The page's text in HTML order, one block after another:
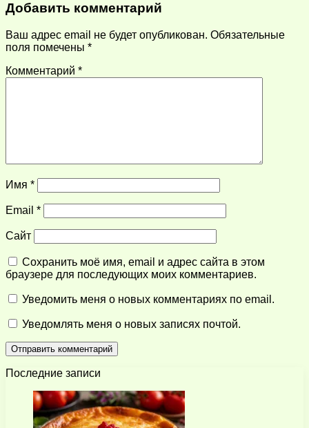
Добавить комментарий
Ваш адрес email не будет опубликован. Обязательные
поля помечены *
Комментарий *
Имя *
Email *
Сайт
Сохранить моё имя, email и адрес сайта в этом
браузере для последующих моих комментариев.
Уведомить меня о новых комментариях по email.
Уведомлять меня о новых записях почтой.
Последние записи